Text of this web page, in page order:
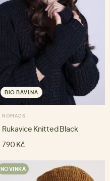
BIO BAVLNA
NOMADS
Rukavice Knitted Black
790 Kč
NOVINKA